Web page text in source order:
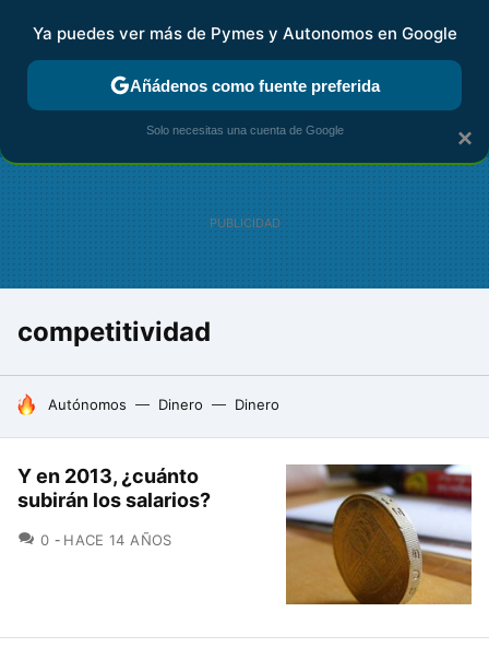
FISCALIDAD Y CONTABILIDAD KIT DIGITAL RENTA
competitividad
HOY SE HABLA DE
Autónomos Dinero Dinero
Y en 2013, ¿cuánto
subirán los salarios?
0 COMENTARIOS
HACE 14 AÑOS
×
Ya puedes ver más de Pymes y Autonomos en Google
Añádenos como fuente preferida
Solo necesitas una cuenta de Google